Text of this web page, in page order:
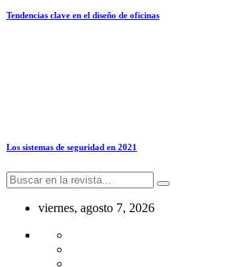
Tendencias clave en el diseño de oficinas
Los sistemas de seguridad en 2021
viernes, agosto 7, 2026